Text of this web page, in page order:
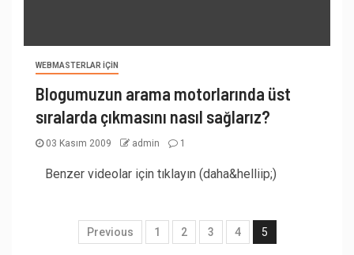
WEBMASTERLAR İÇIN
Blogumuzun arama motorlarında üst
sıralarda çıkmasını nasıl sağlarız?
03 Kasım 2009 admin 1
Benzer videolar için tıklayın (daha&helliip;)
Previous 1 2 3 4 5